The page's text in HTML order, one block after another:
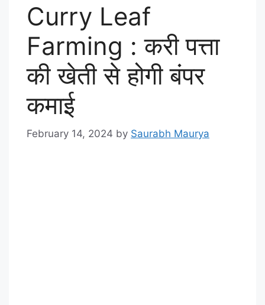
Curry Leaf
Farming : करी पत्ता
की खेती से होगी बंपर
कमाई
February 14, 2024 by Saurabh Maurya